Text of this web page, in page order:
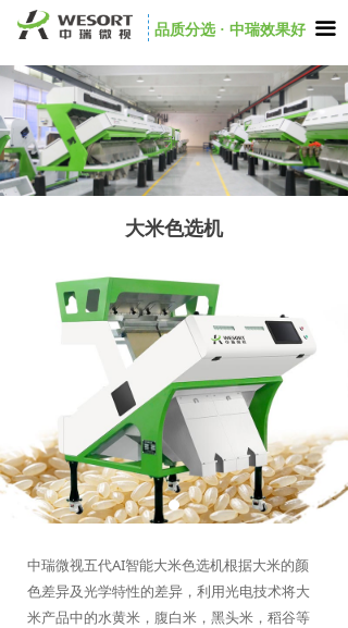
品质分选 · 中瑞效果好 끀
大米色选机
中瑞微视五代AI智能大米色选机根据大米的颜
色差异及光学特性的差异，利用光电技术将大
米产品中的水黄米，腹白米，黑头米，稻谷等